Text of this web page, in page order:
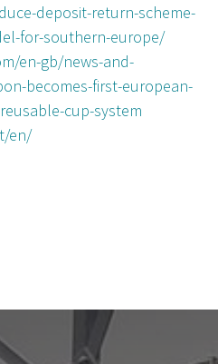
deposit-return-scheme-
for-southern-europe/
en-gb/news-and-
becomes-first-european-
cup-system
en/